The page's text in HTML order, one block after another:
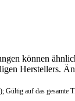
können
Herstellers.
Gültig auf das gesamte